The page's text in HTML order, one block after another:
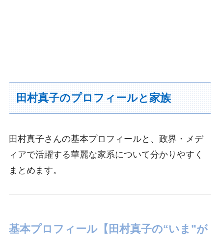
田村真子のプロフィールと家族
田村真子さんの基本プロフィールと、政界・メデ
ィアで活躍する華麗な家系について分かりやすく
まとめます。
基本プロフィール【田村真子の“いま”が